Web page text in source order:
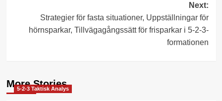
Next:
Strategier för fasta situationer, Uppställningar för
hörnsparkar, Tillvägagångssätt för frisparkar i 5-2-3-
formationen
More Stories
5-2-3 Taktisk Analys